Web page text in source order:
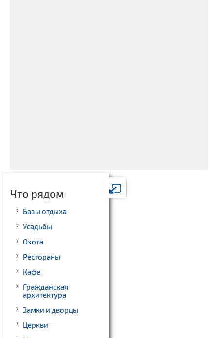
Что рядом
Базы отдыха
Усадьбы
Охота
Рестораны
Кафе
Гражданская
архитектура
Замки и дворцы
Церкви